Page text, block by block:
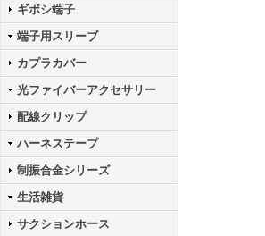
ギボシ端子
端子用スリーブ
カプラカバー
光ファイバーアクセサリー
配線クリップ
ハーネステープ
制振合金シリーズ
生活雑貨
サクションホース